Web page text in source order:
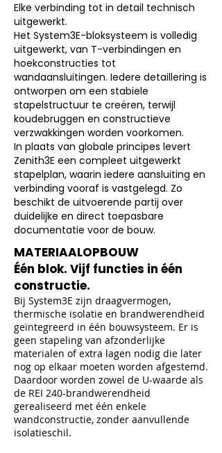
Elke verbinding tot in detail technisch
uitgewerkt.
Het System3E-bloksysteem is volledig
uitgewerkt, van T-verbindingen en
hoekconstructies tot
wandaansluitingen. Iedere detaillering is
ontworpen om een stabiele
stapelstructuur te creëren, terwijl
koudebruggen en constructieve
verzwakkingen worden voorkomen.
In plaats van globale principes levert
Zenith3E een compleet uitgewerkt
stapelplan, waarin iedere aansluiting en
verbinding vooraf is vastgelegd. Zo
beschikt de uitvoerende partij over
duidelijke en direct toepasbare
documentatie voor de bouw.
MATERIAALOPBOUW
Één blok. Vijf functies in één
constructie.
Bij System3E zijn draagvermogen,
thermische isolatie en brandwerendheid
geïntegreerd in één bouwsysteem. Er is
geen stapeling van afzonderlijke
materialen of extra lagen nodig die later
nog op elkaar moeten worden afgestemd.
Daardoor worden zowel de U-waarde als
de REI 240-brandwerendheid
gerealiseerd met één enkele
wandconstructie, zonder aanvullende
isolatieschil.